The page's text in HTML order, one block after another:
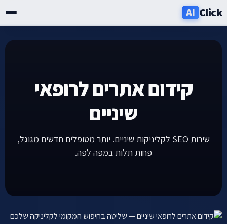
AI Click
ניוזלטר
קידום אתרים לרופאי
שיניים
שירות SEO לקליניקות שיניים. יותר מטופלים חדשים מגוגל,
פחות תלות במפה לפה.